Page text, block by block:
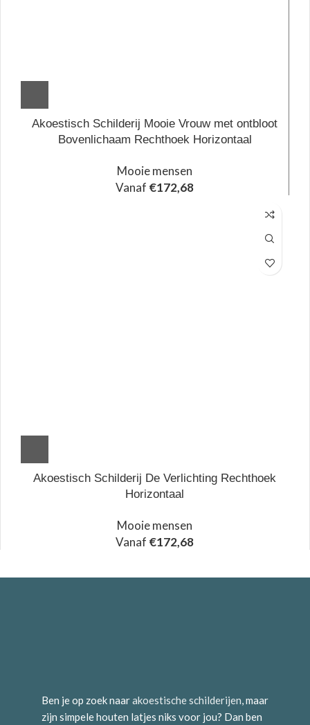
Akoestisch Schilderij Mooie Vrouw met ontbloot
Bovenlichaam Rechthoek Horizontaal
Mooie mensen
Vanaf €172,68
Akoestisch Schilderij De Verlichting Rechthoek
Horizontaal
Mooie mensen
Vanaf €172,68
Ben je op zoek naarakoestische schilderijen, maar
zijn simpele houten latjes niks voor jou? Dan ben